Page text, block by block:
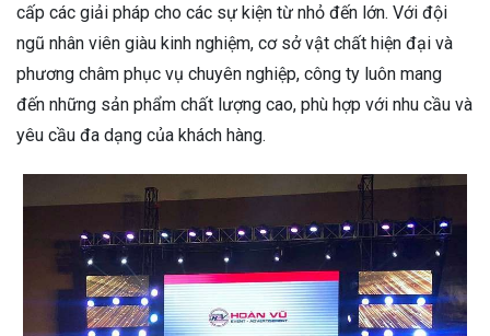
cấp các giải pháp cho các sự kiện từ nhỏ đến lớn. Với đội
ngũ nhân viên giàu kinh nghiệm, cơ sở vật chất hiện đại và
phương châm phục vụ chuyên nghiệp, công ty luôn mang
đến những sản phẩm chất lượng cao, phù hợp với nhu cầu và
yêu cầu đa dạng của khách hàng.